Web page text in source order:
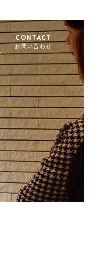
CONTACT
お問い合わせ